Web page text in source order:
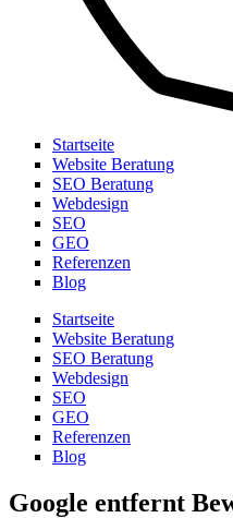
Startseite
Website Beratung
SEO Beratung
Webdesign
SEO
GEO
Referenzen
Blog
Startseite
Website Beratung
SEO Beratung
Webdesign
SEO
GEO
Referenzen
Blog
Google entfernt